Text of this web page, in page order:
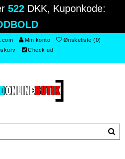
522DKK, Kuponkode:
Min konto
Ønskeliste (0)
Check ud